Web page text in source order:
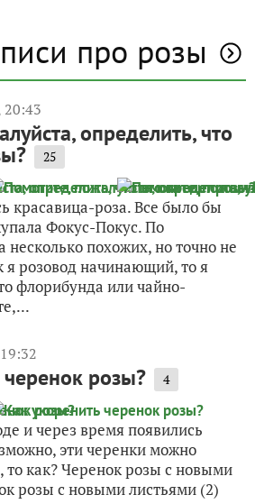
про розы
20:43
определить, что
25
красавица-роза. Все было бы
Фокус-Покус. По
похожих, но точно не
я розовод начинающий, то я
флорибунда или чайно-
розы? 4
и через время появились
эти черенки можно
то как? Черенок розы с новыми
розы с новыми листьями (2)